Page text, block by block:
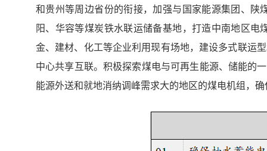
和贵州等周边省份的衔接，加强与国家能源集团、
阳、华容等煤炭铁水联运储备基地，打造中南地区
金、建材、化工等企业利用现有场地，建设多式联运
中心共享互联。积极探索煤电与可再生能源、储能的
能源外送和就地消纳调峰需求大的地区的煤电机组，